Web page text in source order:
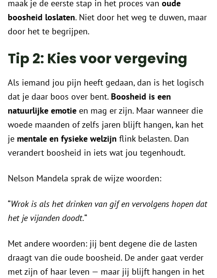
maak je de eerste stap in het proces van oude
boosheid loslaten. Niet door het weg te duwen, maar
door het te begrijpen.
Tip 2: Kies voor vergeving
Als iemand jou pijn heeft gedaan, dan is het logisch
dat je daar boos over bent. Boosheid is een
natuurlijke emotie en mag er zijn. Maar wanneer die
woede maanden of zelfs jaren blijft hangen, kan het
je mentale en fysieke welzijn flink belasten. Dan
verandert boosheid in iets wat jou tegenhoudt.
Nelson Mandela sprak de wijze woorden:
“Wrok is als het drinken van gif en vervolgens hopen dat
het je vijanden doodt.“
Met andere woorden: jij bent degene die de lasten
draagt van die oude boosheid. De ander gaat verder
met zijn of haar leven — maar jij blijft hangen in het